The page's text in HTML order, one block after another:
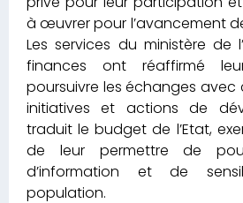
à œuvrer pour l’avancement
Les services du ministère de
finances ont réaffirmé
poursuivre les échanges avec
initiatives et actions de
traduit le budget de l’Etat,
de leur permettre de
d’information et de
population.